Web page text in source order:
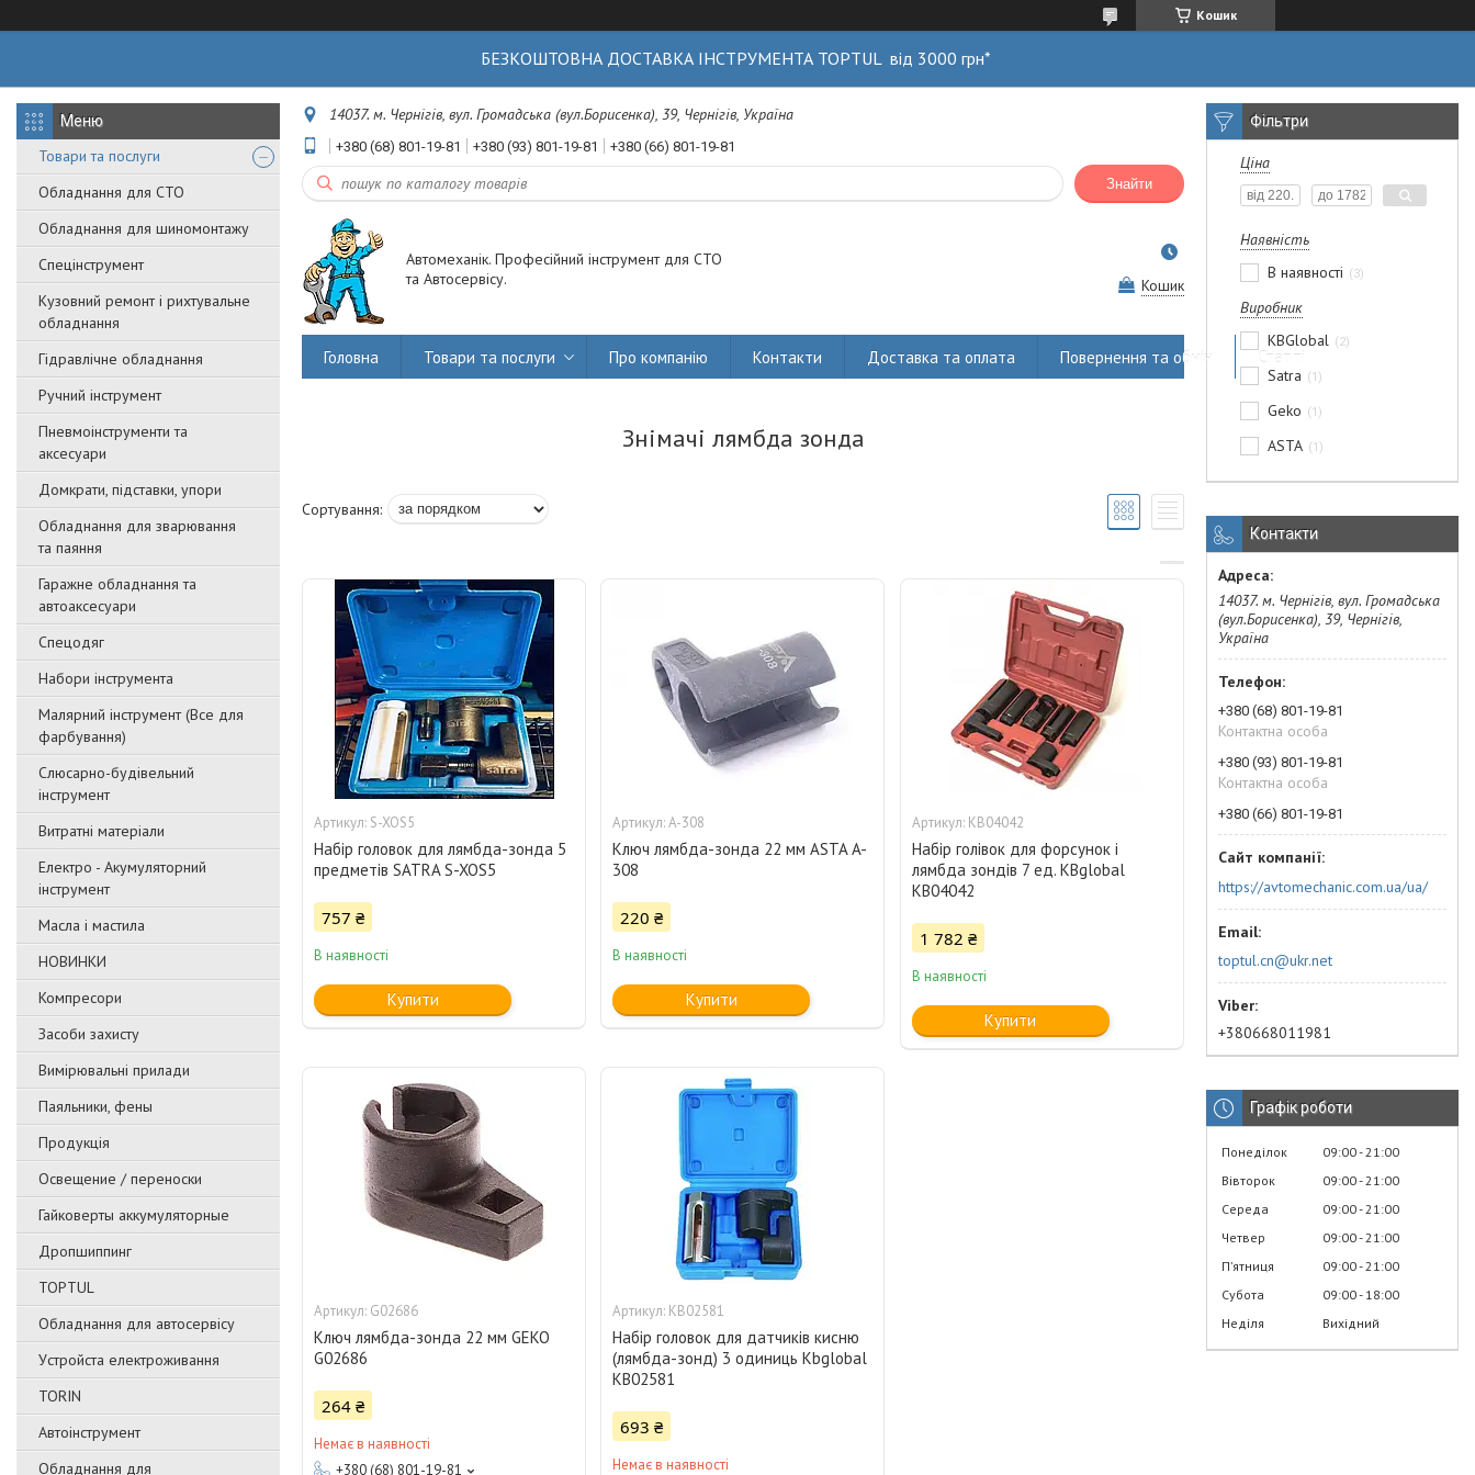
Кошик
БЕЗКОШТОВНА ДОСТАВКА ІНСТРУМЕНТА TOPTUL від 3000 грн*
Товари та послуги
Обладнання для СТО
Обладнання для шиномонтажу
Спецінструмент
Кузовний ремонт і рихтувальне
обладнання
Гідравлічне обладнання
Ручний інструмент
Пневмоінструменти та
аксесуари
Домкрати, підставки, упори
Обладнання для зварювання
та паяння
Гаражне обладнання та
автоаксесуари
Спецодяг
Набори інструмента
Малярний інструмент (Все для
фарбування)
Слюсарно-будівельний
інструмент
Витратні матеріали
Електро - Акумуляторний
інструмент
Масла і мастила
НОВИНКИ
Компресори
Засоби захисту
Вимірювальні прилади
Паяльники, фены
Продукція
Освещение / переноски
Гайковерты аккумуляторные
Дропшиппинг
TOPTUL
Обладнання для автосервісу
Уcтpoйстa елeктpoживання
TORIN
Автоінструмент
Обладнання для
14037. м. Чернігів, вул. Громадська (вул.Борисенка), 39, Чернігів, Україна
+380 (68) 801-19-81 +380 (93) 801-19-81 +380 (66) 801-19-81
Знайти
Автомеханік. Професійний інструмент для СТО
та Автосервісу.
Кошик
Головна Товари та послуги Про компанію Контакти Доставка та оплата Повернення та обмін Статті
Знімачі лямбда зонда
S-XOS5
Набір головок для лямбда-зонда 5
предметів SATRA S-XOS5
757 ₴
В наявності
Купити
A-308
Ключ лямбда-зонда 22 мм ASTA A-
308
220 ₴
В наявності
Купити
KB04042
Набір голівок для форсунок і
лямбда зондів 7 ед. KBglobal
KB04042
1 782 ₴
В наявності
Купити
G02686
Ключ лямбда-зонда 22 мм GEKO
G02686
264 ₴
Немає в наявності
+380 (68) 801-19-81
KB02581
Набір головок для датчиків кисню
(лямбда-зонд) 3 одиниць Kbglobal
KB02581
693 ₴
Немає в наявності
Фільтри
Ціна
Наявність
В наявності
3
Виробник
KBGlobal
2
Satra 1
Geko 1
ASTA 1
Контакти
14037. м. Чернігів, вул. Громадська
(вул.Борисенка), 39, Чернігів,
Україна
+380 (68) 801-19-81
Контактна особа
+380 (93) 801-19-81
Контактна особа
+380 (66) 801-19-81
https://avtomechanic.com.ua/ua/
toptul.cn@ukr.net
+380668011981
Графік роботи
Понеділок 09:00 21:00
Вівторок
09:00 21:00
Середа
09:00 21:00
Четвер
09:00 21:00
Пʼятниця
09:00 21:00
Субота
09:00 18:00
Неділя
Вихідний